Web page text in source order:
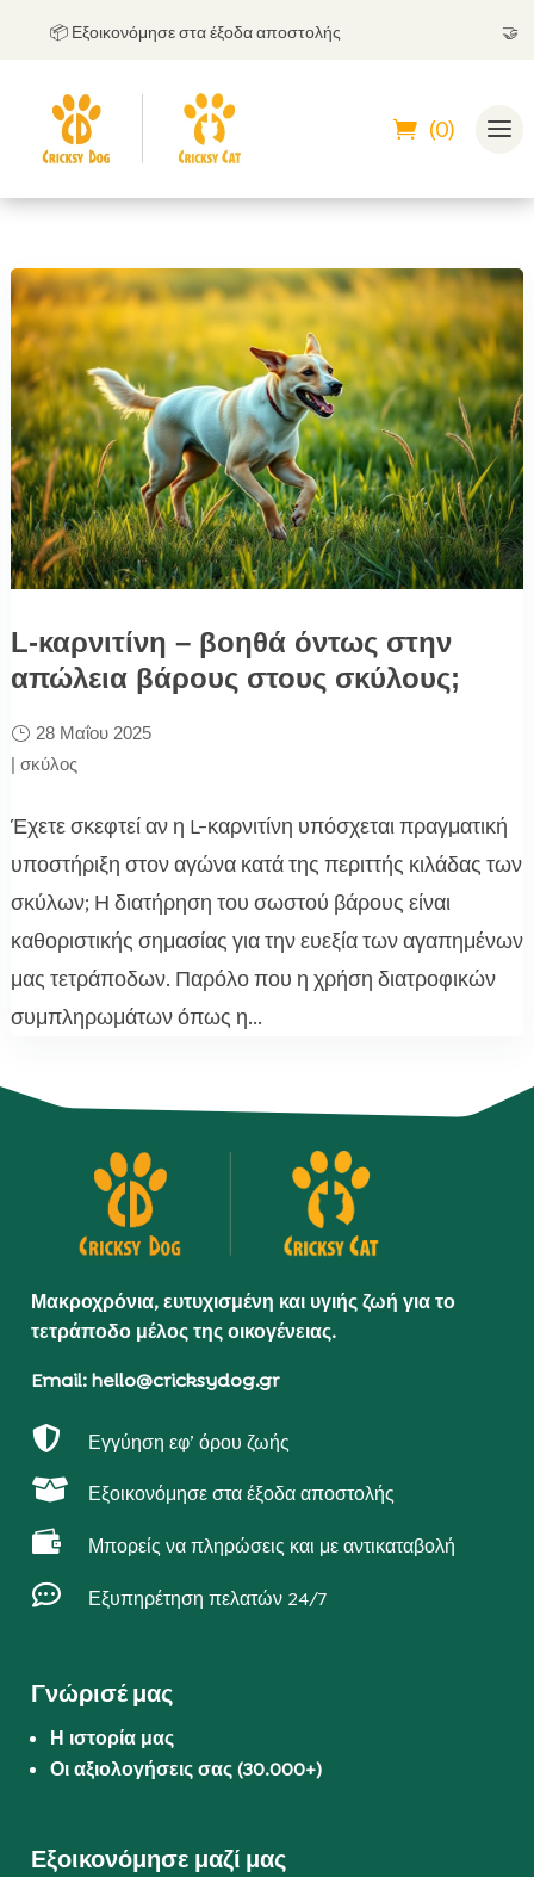
📦 Εξοικονόμησε στα έξοδα αποστολής
(0)
L-καρνιτίνη – βοηθά όντως στην
απώλεια βάρους στους σκύλους;
28 Μαΐου 2025
| σκύλος
Έχετε σκεφτεί αν η L-καρνιτίνη υπόσχεται πραγματική
υποστήριξη στον αγώνα κατά της περιττής κιλάδας των
σκύλων; Η διατήρηση του σωστού βάρους είναι
καθοριστικής σημασίας για την ευεξία των αγαπημένων
μας τετράποδων. Παρόλο που η χρήση διατροφικών
συμπληρωμάτων όπως η...
Μακροχρόνια, ευτυχισμένη και υγιής ζωή για το
τετράποδο μέλος της οικογένειας.
Email: hello@cricksydog.gr
 Εγγύηση εφ’ όρου ζωής
 Εξοικονόμησε στα έξοδα αποστολής
 Μπορείς να πληρώσεις και με αντικαταβολή
 Εξυπηρέτηση πελατών 24/7
Γνώρισέ μας
Η ιστορία μας
Οι αξιολογήσεις σας (30.000+)
Εξοικονόμησε μαζί μας